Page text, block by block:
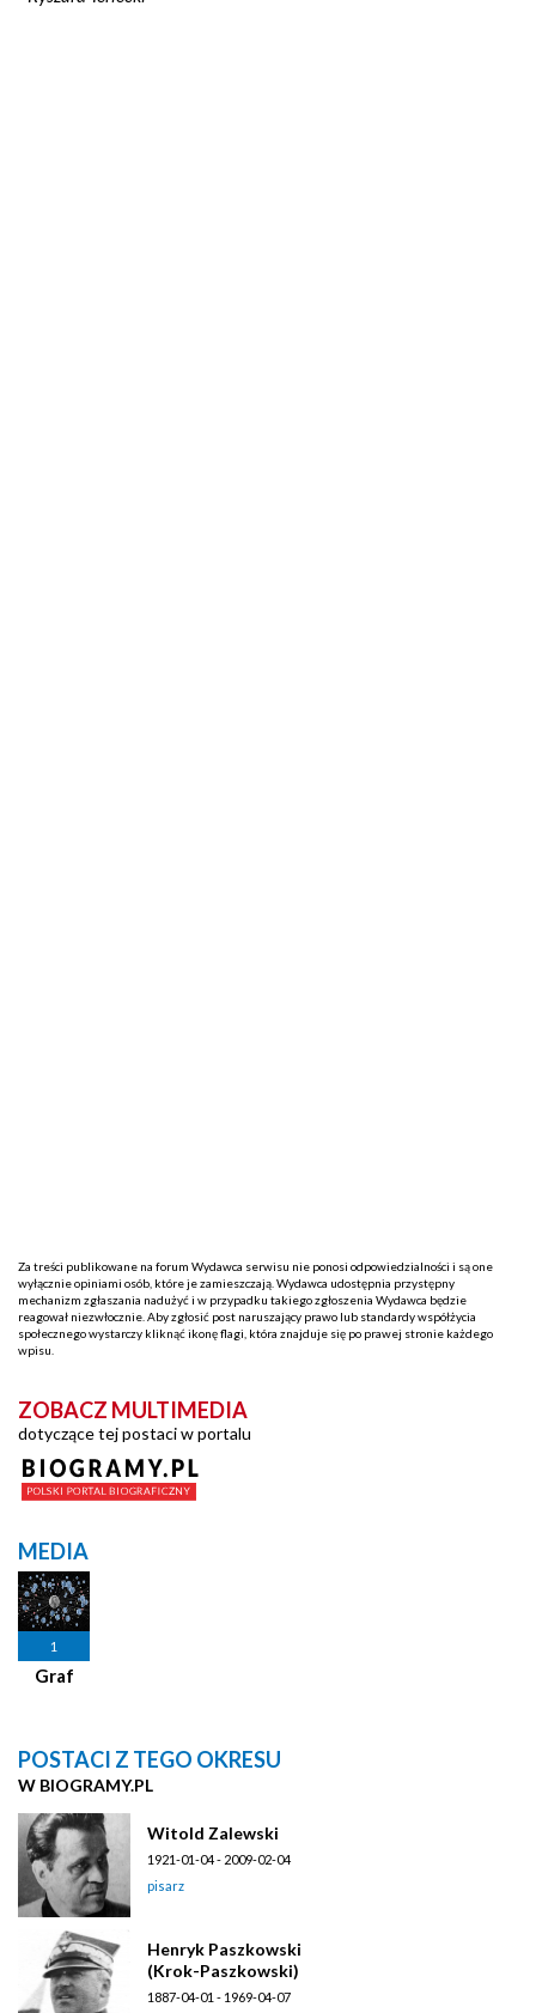
Za treści publikowane na forum Wydawca serwisu nie ponosi odpowiedzialności i są one
wyłącznie opiniami osób, które je zamieszczają. Wydawca udostępnia przystępny
mechanizm zgłaszania nadużyć i w przypadku takiego zgłoszenia Wydawca będzie
reagował niezwłocznie. Aby zgłosić post naruszający prawo lub standardy współżycia
społecznego wystarczy kliknąć ikonę flagi, która znajduje się po prawej stronie każdego
wpisu.
ZOBACZ MULTIMEDIA
dotyczące tej postaci w portalu
MEDIA
1
Graf
POSTACI Z TEGO OKRESU
W BIOGRAMY.PL
Witold Zalewski
1921-01-04 - 2009-02-04
pisarz
Henryk Paszkowski
(Krok-Paszkowski)
1887-04-01 - 1969-04-07